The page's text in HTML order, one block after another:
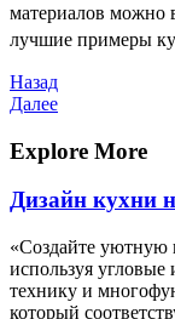
материалов можно
лучшие примеры
Навигация
по
записям
Предыдущая
запись
Назад
Следующая
Далее
Explore More
Дизайн кухни
«Создайте
используя
технику и
который